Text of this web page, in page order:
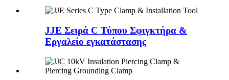
JJE Σειρά C Τύπου Σφιγκτήρα &
Εργαλείο εγκατάστασης